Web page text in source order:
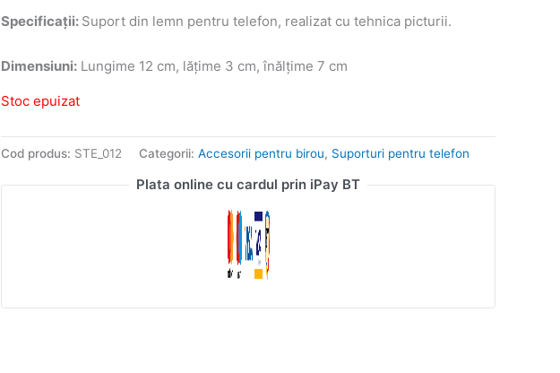
Specificații: Suport din lemn pentru telefon, realizat cu tehnica picturii.
Dimensiuni: Lungime 12 cm, lățime 3 cm, înălțime 7 cm
Stoc epuizat
Cod produs: STE_012 Categorii: Accesorii pentru birou, Suporturi pentru telefon
Plata online cu cardul prin iPay BT